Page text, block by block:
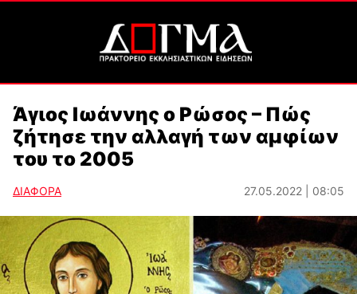
Άγιος Ιωάννης ο Ρώσος – Πώς
ζήτησε την αλλαγή των αμφίων
του το 2005
ΔΙΑΦΟΡΑ 27.05.2022 | 08:05